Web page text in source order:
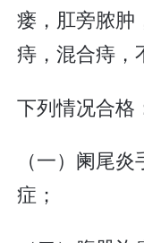
瘘，肛旁脓肿
痔，混合痔，
下列情况合格
（一）阑尾
症；